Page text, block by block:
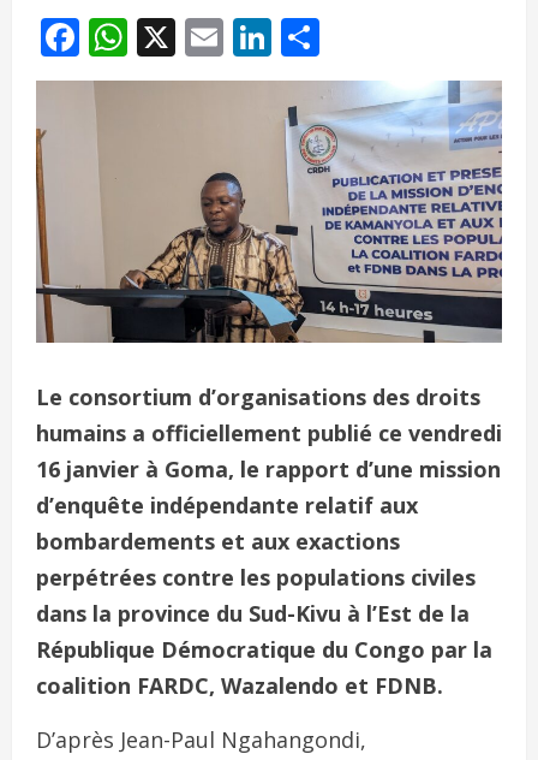
Facebook
WhatsApp
X EmailLinkedIn
Le consortium d’organisations des droits
humains a officiellement publié ce vendredi
16 janvier à Goma, le rapport d’une mission
d’enquête indépendante relatif aux
bombardements et aux exactions
perpétrées contre les populations civiles
dans la province du Sud-Kivu à l’Est de la
République Démocratique du Congo par la
coalition FARDC, Wazalendo et FDNB.
D’après Jean-Paul Ngahangondi,